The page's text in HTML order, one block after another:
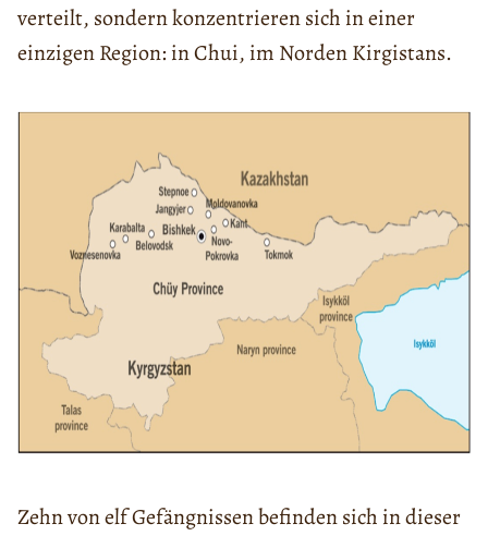
verteilt, sondern konzentrieren sich in einer
einzigen Region: in Chui, im Norden Kirgistans.
Zehn von elf Gefängnissen befinden sich in dieser